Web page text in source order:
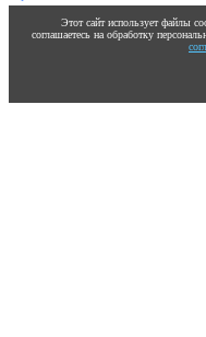
Этот сайт использует файлы
соглашаетесь на обработку